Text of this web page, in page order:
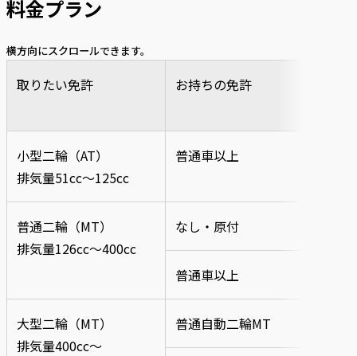
料金プラン
横方向にスクロールできます。
取りたい免許 お持ちの免許
小型二輪（AT）
排気量51cc〜125cc
普通車以上
普通二輪（MT）
排気量126cc〜400cc
なし・原付
普通車以上
大型二輪（MT）
排気量400cc〜
普通自動二輪MT